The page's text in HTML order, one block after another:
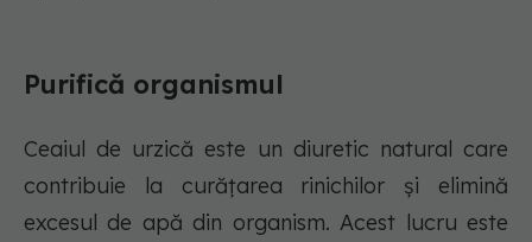
Purifică organismul
Ceaiul de urzică este un diuretic natural care
contribuie la curățarea rinichilor și elimină
excesul de apă din organism. Acest lucru este